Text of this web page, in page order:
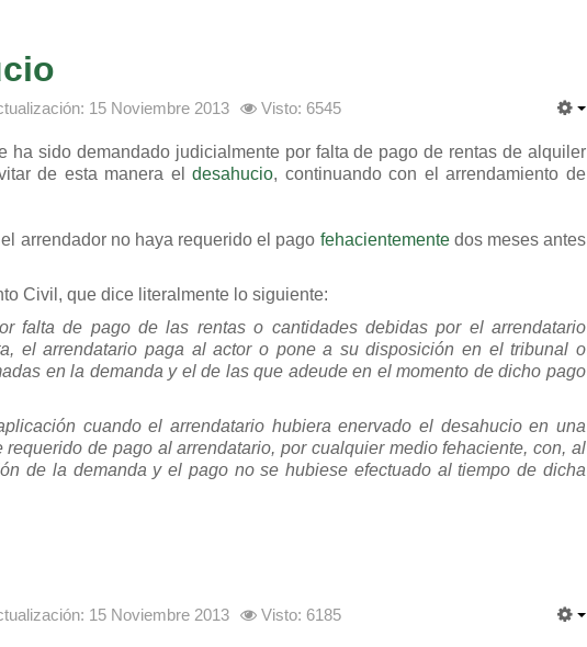
15 Noviembre 2013 Visto: 6545
sido demandado judicialmente por falta de pago de rentas de alquiler
de esta manera eldesahucio, continuando con el arrendamiento de
arrendador no haya requerido el pago fehacientementedos meses antes
Civil, que dice literalmente lo siguiente:
falta de pago de las rentas o cantidades debidas por el arrendatario
el arrendatario paga al actor o pone a su disposición en el tribunal o
en la demanda y el de las que adeude en el momento de dicho pago
cuando el arrendatario hubiera enervado el desahucio en una
de pago al arrendatario, por cualquier medio fehaciente, con, al
de la demanda y el pago no se hubiese efectuado al tiempo de dicha
15 Noviembre 2013 Visto: 6185